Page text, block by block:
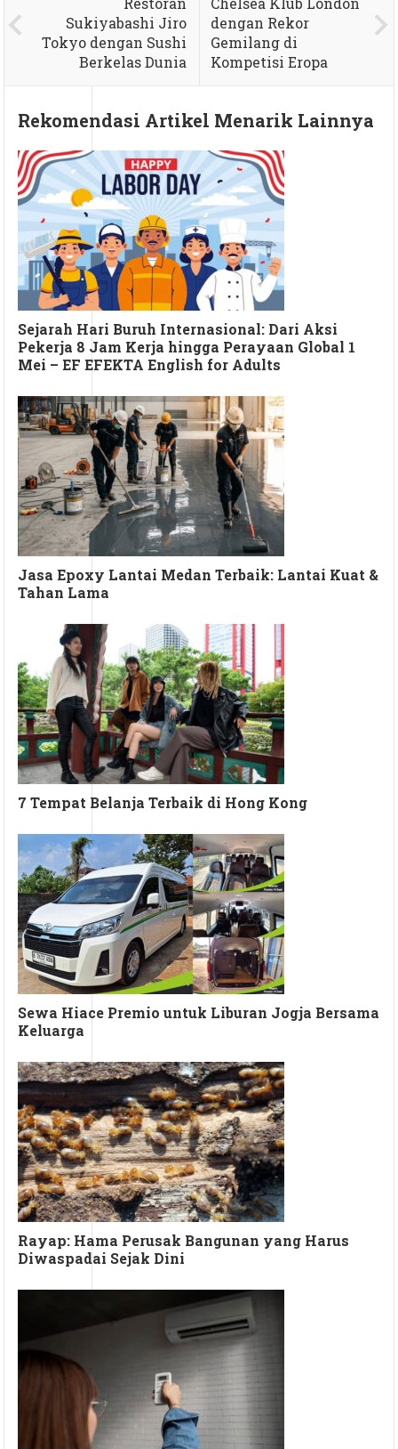
Sukiyabashi Jiro
Tokyo dengan Sushi
Berkelas Dunia
dengan Rekor
Gemilang di
Kompetisi Eropa
Rekomendasi Artikel Menarik Lainnya
Sejarah Hari Buruh Internasional: Dari Aksi
Pekerja 8 Jam Kerja hingga Perayaan Global 1
Mei – EF EFEKTA English for Adults
Jasa Epoxy Lantai Medan Terbaik: Lantai Kuat &
Tahan Lama
7 Tempat Belanja Terbaik di Hong Kong
Sewa Hiace Premio untuk Liburan Jogja Bersama
Keluarga
Rayap: Hama Perusak Bangunan yang Harus
Diwaspadai Sejak Dini